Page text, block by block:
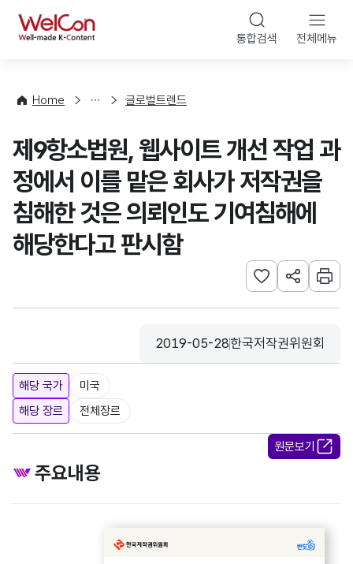
WelCon 통합검색 전체메뉴
Home
향
계
글로벌트렌드
제9항소법원, 웹사이트 개선 작업 과
정에서 이를 맡은 회사가 저작권을
침해한 것은 의뢰인도 기여침해에
해당한다고 판시함
관심사 등록하기
URL 공유하
인쇄
등록일
2019-05-28
수집기관
한국저작권위원회
해당 국가
미국
해당 장르
전체장르
원문보기
주요내용